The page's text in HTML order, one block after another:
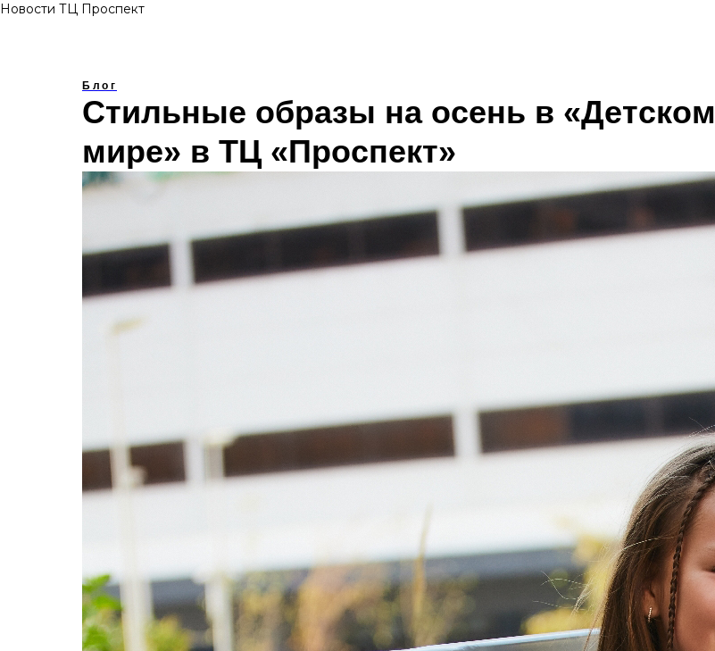
Новости ТЦ Проспект
Блог
Стильные образы на осень в «Детском
мире» в ТЦ «Проспект»